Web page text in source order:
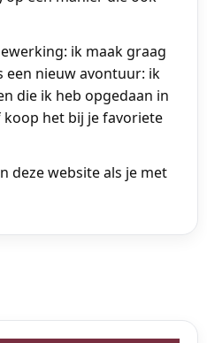
ik maak graag
een nieuw avontuur: ik
die ik heb opgedaan in
koop het bij je favoriete
deze website als je met